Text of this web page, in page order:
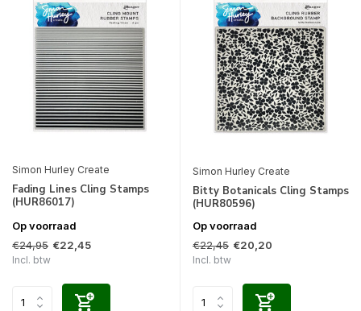
Simon Hurley Create
Fading Lines Cling Stamps
(HUR86017)
Op voorraad
€24,95 €22,45
Incl. btw
Simon Hurley Create
Bitty Botanicals Cling Stamps
(HUR80596)
Op voorraad
€22,45 €20,20
Incl. btw